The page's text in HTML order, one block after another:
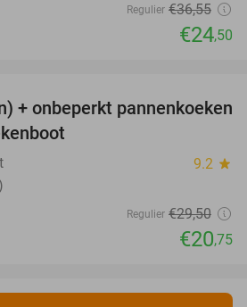
Regulier €36,55
€24,50
30%
+ onbeperkt pannenkoeken
9.2 star
Regulier €29,50
€20,75